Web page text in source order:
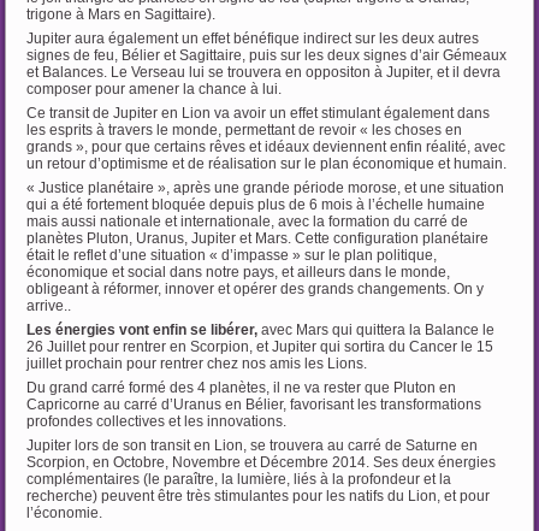
trigone à Mars en Sagittaire).
Jupiter aura également un effet bénéfique indirect sur les deux autres
signes de feu, Bélier et Sagittaire, puis sur les deux signes d’air Gémeaux
et Balances. Le Verseau lui se trouvera en oppositon à Jupiter, et il devra
composer pour amener la chance à lui.
Ce transit de Jupiter en Lion va avoir un effet stimulant également dans
les esprits à travers le monde, permettant de revoir « les choses en
grands », pour que certains rêves et idéaux deviennent enfin réalité, avec
un retour d’optimisme et de réalisation sur le plan économique et humain.
« Justice planétaire », après une grande période morose, et une situation
qui a été fortement bloquée depuis plus de 6 mois à l’échelle humaine
mais aussi nationale et internationale, avec la formation du carré de
planètes Pluton, Uranus, Jupiter et Mars. Cette configuration planétaire
était le reflet d’une situation « d’impasse » sur le plan politique,
économique et social dans notre pays, et ailleurs dans le monde,
obligeant à réformer, innover et opérer des grands changements. On y
arrive..
Les énergies vont enfin se libérer, avec Mars qui quittera la Balance le
26 Juillet pour rentrer en Scorpion, et Jupiter qui sortira du Cancer le 15
juillet prochain pour rentrer chez nos amis les Lions.
Du grand carré formé des 4 planètes, il ne va rester que Pluton en
Capricorne au carré d’Uranus en Bélier, favorisant les transformations
profondes collectives et les innovations.
Jupiter lors de son transit en Lion, se trouvera au carré de Saturne en
Scorpion, en Octobre, Novembre et Décembre 2014. Ses deux énergies
complémentaires (le paraître, la lumière, liés à la profondeur et la
recherche) peuvent être très stimulantes pour les natifs du Lion, et pour
l’économie.